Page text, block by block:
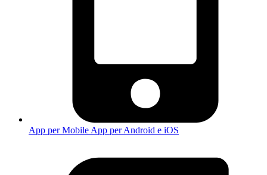
App per Mobile App per Android e iOS